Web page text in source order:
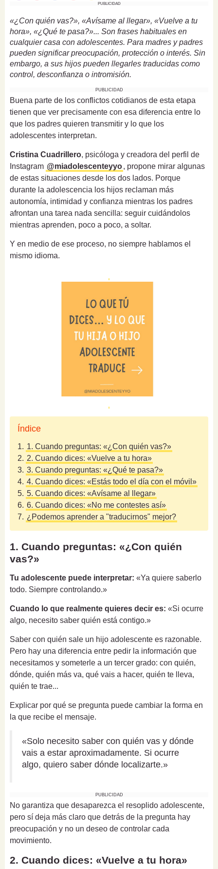
PUBLICIDAD
«¿Con quién vas?», «Avísame al llegar», «Vuelve a tu
hora», «¿Qué te pasa?»... Son frases habituales en
cualquier casa con adolescentes. Para madres y padres
pueden significar preocupación, protección o interés. Sin
embargo, a sus hijos pueden llegarles traducidas como
control, desconfianza o intromisión.
PUBLICIDAD
Buena parte de los conflictos cotidianos de esta etapa
tienen que ver precisamente con esa diferencia entre lo
que los padres quieren transmitir y lo que los
adolescentes interpretan.
Cristina Cuadrillero, psicóloga y creadora del perfil de
Instagram @miadolescenteyyo, propone mirar algunas
de estas situaciones desde los dos lados. Porque
durante la adolescencia los hijos reclaman más
autonomía, intimidad y confianza mientras los padres
afrontan una tarea nada sencilla: seguir cuidándolos
mientras aprenden, poco a poco, a soltar.
Y en medio de ese proceso, no siempre hablamos el
mismo idioma.
Índice
1. 1. Cuando preguntas: «¿Con quién vas?»
2. 2. Cuando dices: «Vuelve a tu hora»
3. 3. Cuando preguntas: «¿Qué te pasa?»
4. 4. Cuando dices: «Estás todo el día con el móvil»
5. 5. Cuando dices: «Avísame al llegar»
6. 6. Cuando dices: «No me contestes así»
7. ¿Podemos aprender a "traducirnos" mejor?
1. Cuando preguntas: «¿Con quién
vas?»
Tu adolescente puede interpretar: «Ya quiere saberlo
todo. Siempre controlando.»
Cuando lo que realmente quieres decir es: «Si ocurre
algo, necesito saber quién está contigo.»
Saber con quién sale un hijo adolescente es razonable.
Pero hay una diferencia entre pedir la información que
necesitamos y someterle a un tercer grado: con quién,
dónde, quién más va, qué vais a hacer, quién te lleva,
quién te trae...
Explicar por qué se pregunta puede cambiar la forma en
la que recibe el mensaje.
«Solo necesito saber con quién vas y dónde
vais a estar aproximadamente. Si ocurre
algo, quiero saber dónde localizarte.»
PUBLICIDAD
No garantiza que desaparezca el resoplido adolescente,
pero sí deja más claro que detrás de la pregunta hay
preocupación y no un deseo de controlar cada
movimiento.
2. Cuando dices: «Vuelve a tu hora»